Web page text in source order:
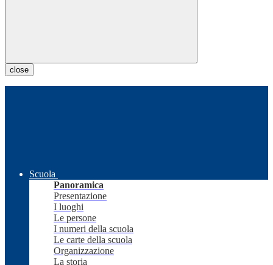
close
Scuola
Panoramica
Presentazione
I luoghi
Le persone
I numeri della scuola
Le carte della scuola
Organizzazione
La storia